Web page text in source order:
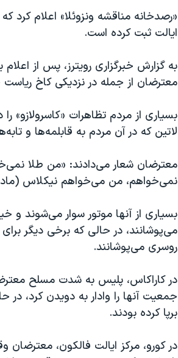
ایالت ثبت کرده است.
به گزارش خبرگزاری رویترز، پس از
معترضان از جمله در نزدیکی کاخ
بسیاری از مردم تظاهرات «کاسرولازو»
لاتین که در آن مردم به قابلمه‌ها و
نمی‌خواهم، من می‌خواهم نیکلاس
بسیاری از آنها موتور سوار می‌شوند و
می‌پوشانند، در حالی که برخی دیگر
روسری می‌پوشانند.
در کاراکاس، پلیس به شدت مسلح
جمعیت آنها را وادار به دویدن کرد، در
برپا کرده بودند.
در کورو، مرکز ایالت فالکون،